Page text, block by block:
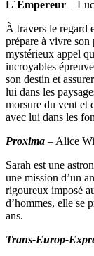
L´Empereur –
À travers le regard
prépare à vivre
mystérieux appel
incroyables
son destin et
lui dans les
morsure du vent et
avec lui dans les
Proxima – Alice
Sarah est une
une mission d’un
rigoureux imposé
d’hommes, elle se
ans.
Trans-Europ-